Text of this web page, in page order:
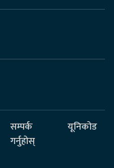
सम्पर्क
गर्नुहोस्
यूनिकोड